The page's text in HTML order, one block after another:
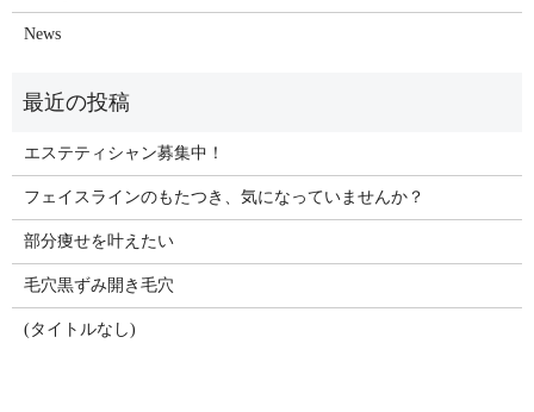
News
エステティシャン募集中！
フェイスラインのもたつき、気になっていませんか？
部分痩せを叶えたい
毛穴黒ずみ開き毛穴
(タイトルなし)